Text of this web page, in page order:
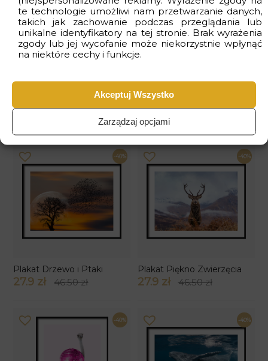
te technologie umożliwi nam przetwarzanie danych,
takich jak zachowanie podczas przeglądania lub
unikalne identyfikatory na tej stronie. Brak wyrażenia
zgody lub jej wycofanie może niekorzystnie wpłynąć
na niektóre cechy i funkcje.
Akceptuj Wszystko
Zarządzaj opcjami
Plakat Dumny Paw Plakat Trzy Flamingi
27.9 zł
-40%
Plakat Drzewo i Ptaki
27.9 zł 46.50 zł
-40%
Plakat Piękno Zwierzęcia
27.9 zł 46.50 zł
-40% -40%